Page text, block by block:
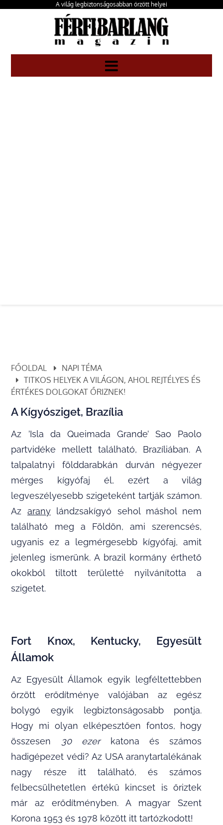
A világ legbiztonságosabban őrzött helyei
FŐOLDAL
NAPI TÉMA
TITKOS HELYEK A VILÁGON, AHOL REJTÉLYES ÉS
ÉRTÉKES DOLGOKAT ŐRIZNEK!
A Kígyósziget, Brazília
Az ’Isla da Queimada Grande’ Sao Paolo
partvidéke mellett található, Brazíliában. A
talpalatnyi földdarabkán durván négyezer
mérges kígyófaj él, ezért a világ
legveszélyesebb szigeteként tartják számon.
Az aranylándzsakígyó sehol máshol nem
található meg a Földön, ami szerencsés,
ugyanis ez a legmérgesebb kígyófaj, amit
jelenleg ismerünk. A brazil kormány érthető
okokból tiltott területté nyilvánította a
szigetet.
Fort Knox, Kentucky, Egyesült
Államok
Az Egyesült Államok egyik legféltettebben
őrzött erődítménye valójában az egész
bolygó egyik legbiztonságosabb pontja.
Hogy mi olyan elképesztően fontos, hogy
összesen
30 ezerkatona és számos
hadigépezet védi? Az USA aranytartalékának
nagy része itt található, és számos
felbecsülhetetlen értékű kincset is őriztek
már az erődítményben. A magyar Szent
Korona 1953 és 1978 között itt tartózkodott!